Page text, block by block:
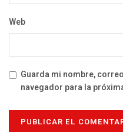
Web
Guarda mi nombre,
navegador para la